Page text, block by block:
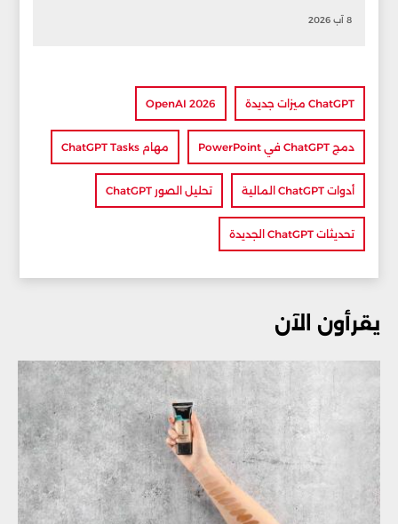
8 آب 2026
ChatGPT ميزات جديدة OpenAI 2026
دمج ChatGPT في PowerPoint مهام ChatGPT Tasks
أدوات ChatGPT المالية تحليل الصور ChatGPT
تحديثات ChatGPT الجديدة
يقرأون الآن